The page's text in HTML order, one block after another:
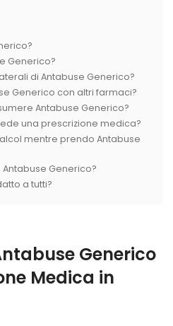
Generico?
di Antabuse Generico?
Generico con altri farmaci?
Antabuse Generico?
una prescrizione medica?
mentre prendo Antabuse
Generico?
a tutti?
Generico
Medica in